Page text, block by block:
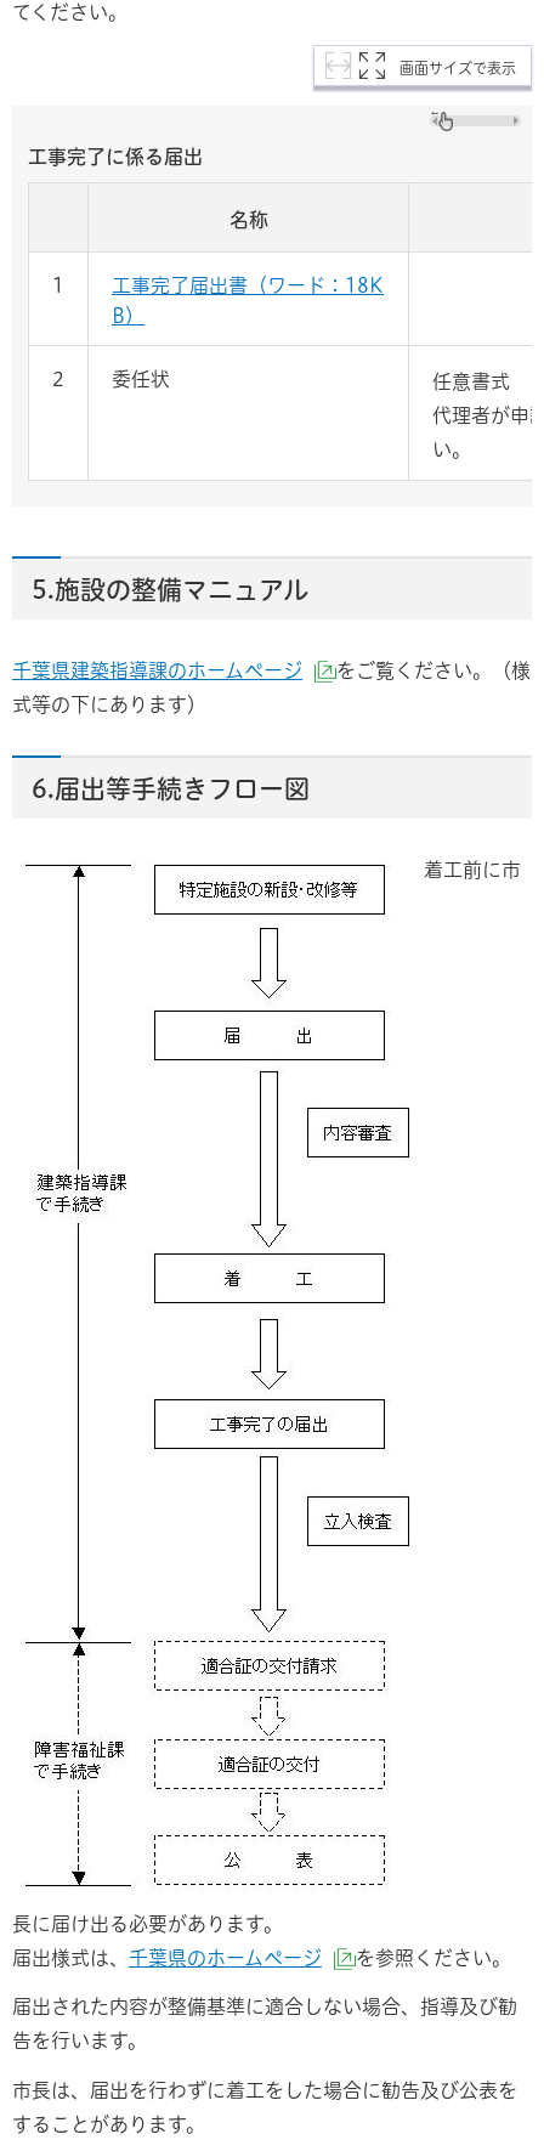
てください。
画面サイズで表示
工事完了に係る届出
名称
1
工事完了届出書（ワード：18K
B）
2 委任状
任意書式
代理者が申
い。
5.施設の整備マニュアル
千葉県建築指導課のホームページ （外部サイトへリンク
をご覧ください。（様
式等の下にあります）
6.届出等手続きフロー図
着工前に市
長に届け出る必要があります。
届出様式は、 千葉県のホームページ （外部サイトへリン
を参照ください。
届出された内容が整備基準に適合しない場合、指導及び勧
告を行います。
市長は、届出を行わずに着工をした場合に勧告及び公表を
することがあります。